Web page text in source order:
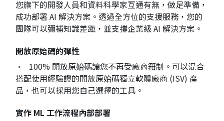
您旗下的開發人員和資料科學家互通有無，做足準備，
成功部署 AI 解決方案。透過全方位的支援服務，您的
團隊可以彌補知識差距，並支撐企業級 AI 解決方案。
開放原始碼的彈性
• 100% 開放原始碼讓您不再受廠商箝制。可以混合
搭配使用經驗證的開放原始碼獨立軟體廠商 (ISV) 產
品，也可以採用您自己選擇的工具。
實作 ML 工作流程內部部署